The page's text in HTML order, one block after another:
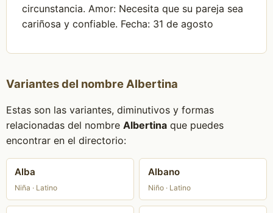
circunstancia. Amor: Necesita que su pareja sea
cariñosa y confiable. Fecha: 31 de agosto
Variantes del nombre Albertina
Estas son las variantes, diminutivos y formas
relacionadas del nombre Albertinaque puedes
encontrar en el directorio:
Alba
Niña · Latino
Albano
Niño · Latino